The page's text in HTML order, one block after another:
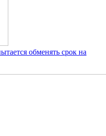
обменять срок на